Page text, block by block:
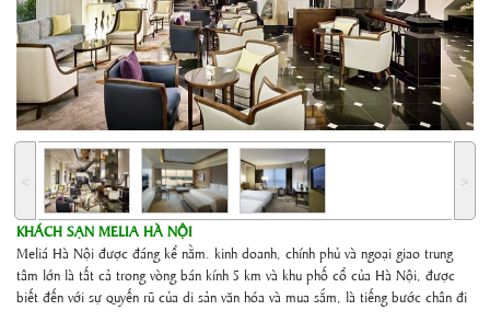
˂ ˃
KHÁCH SẠN MELIA HÀ NỘI
Meliá Hà Nội được đáng kể nằm. kinh doanh, chính phủ và ngoại giao trung
tâm lớn là tất cả trong vòng bán kính 5 km và khu phố cổ của Hà Nội, được
biết đến với sự quyến rũ của di sản văn hóa và mua sắm, là tiếng bước chân đi